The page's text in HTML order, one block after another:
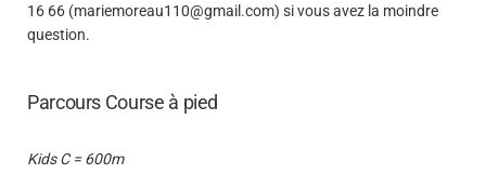
16 66 (mariemoreau110@gmail.com) si vous avez la moindre
question.
Parcours Course à pied
Kids C = 600m